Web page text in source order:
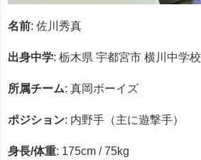
名前: 佐川秀真
出身中学: 栃木県 宇都宮市 横川中学校
所属チーム: 真岡ボーイズ
ポジション: 内野手（主に遊撃手）
身長/体重: 175cm / 75kg